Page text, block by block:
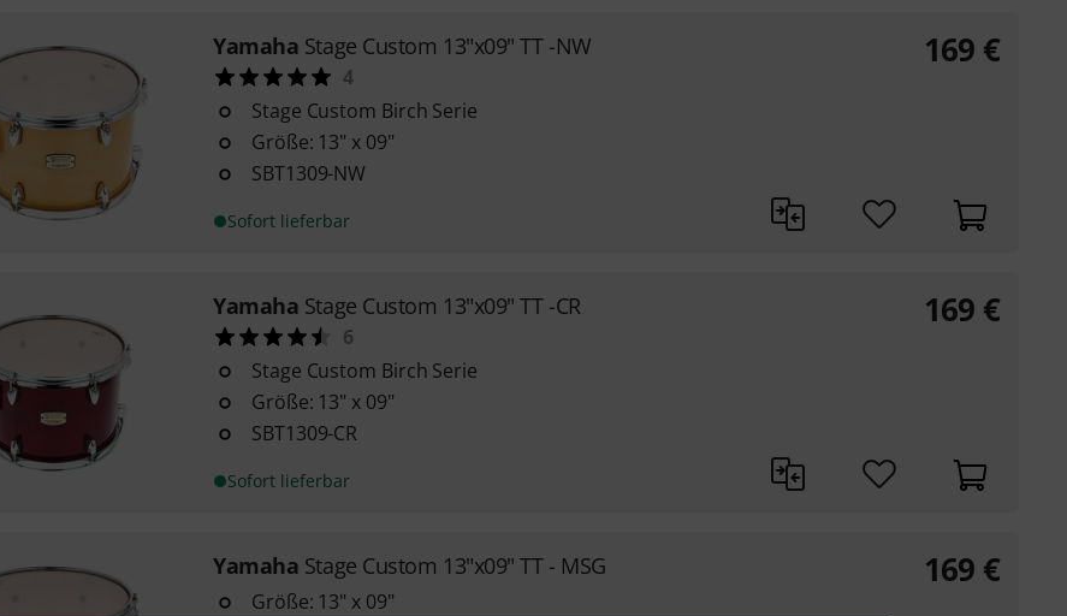
Yamaha Stage Custom 13"x09" TT -NW
4
Stage Custom Birch Serie
Größe: 13" x 09"
SBT1309-NW
Sofort lieferbar
169 €
Yamaha Stage Custom 13"x09" TT -CR
6
Stage Custom Birch Serie
Größe: 13" x 09"
SBT1309-CR
Sofort lieferbar
169 €
Yamaha Stage Custom 13"x09" TT - MSG
Größe: 13" x 09"
169 €